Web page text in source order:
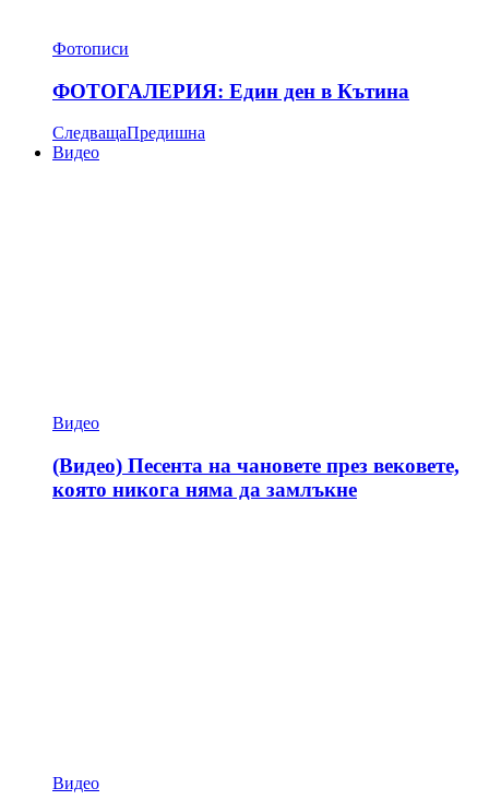
Фотописи
ФОТОГАЛЕРИЯ: Един ден в Кътина
СледващаПредишна
Видео
Видео
(Видео) Песента на чановете през вековете,
която никога няма да замлъкне
Видео